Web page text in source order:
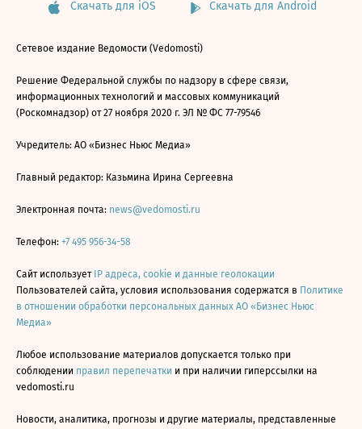
Скачать для iOS Скачать для Android
Сетевое издание Ведомости (Vedomosti)
Решение Федеральной службы по надзору в сфере связи,
информационных технологий и массовых коммуникаций
(Роскомнадзор) от 27 ноября 2020 г. ЭЛ № ФС 77-79546
Учредитель: АО «Бизнес Ньюс Медиа»
Главный редактор: Казьмина Ирина Сергеевна
Электронная почта: news@vedomosti.ru
Телефон: +7 495 956-34-58
Сайт использует IP адреса, cookie и данные геолокации
Пользователей сайта, условия использования содержатся в Политике
в отношении обработки персональных данных АО «Бизнес Ньюс
Медиа»
Любое использование материалов допускается только при
соблюдении правил перепечатки и при наличии гиперссылки на
vedomosti.ru
Новости, аналитика, прогнозы и другие материалы, представленные